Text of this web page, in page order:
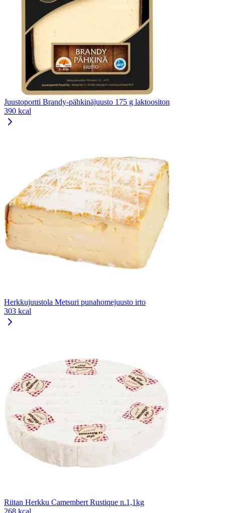
Juustoportti Brandy-pähkinäjuusto 175 g laktoositon
390 kcal
Herkkujuustola Metsuri punahomejuusto irto
303 kcal
Riitan Herkku Camembert Rustique n.1,1kg